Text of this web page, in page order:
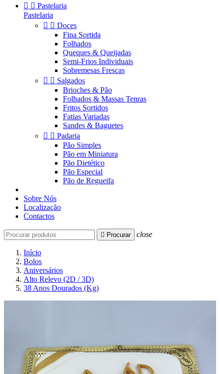
  Pastelaria
Pastelaria
  Doces
Fina Sortida
Folhados
Queques & Queijadas
Semi-Frios Individuais
Sobremesas Frescas
  Salgados
Brioches & Pão
Folhados & Massas Tenras
Fritos Sortidos
Fatias Variadas
Sandes & Baguetes
  Padaria
Pão Simples
Pão em Miniatura
Pão Dietético
Pão Especial
Pão de Regueifa
Sobre Nós
Localização
Contactos
 Procurar close
Início
Bolos
Aniversários
Alto Relevo (2D / 3D)
38 Anos Dourados (Kg)